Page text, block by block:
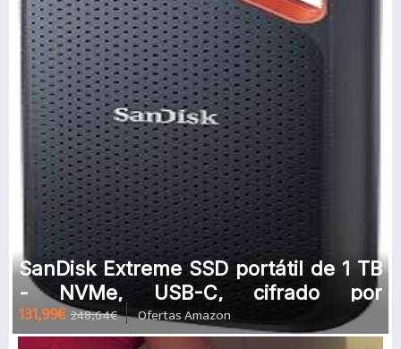
SanDisk Extreme SSD portátil de 1 TB
- NVMe, USB-C, cifrado por
hardware, hasta 1050MB/s, resistent
131,99€ 248,64€ Ofertas Amazon